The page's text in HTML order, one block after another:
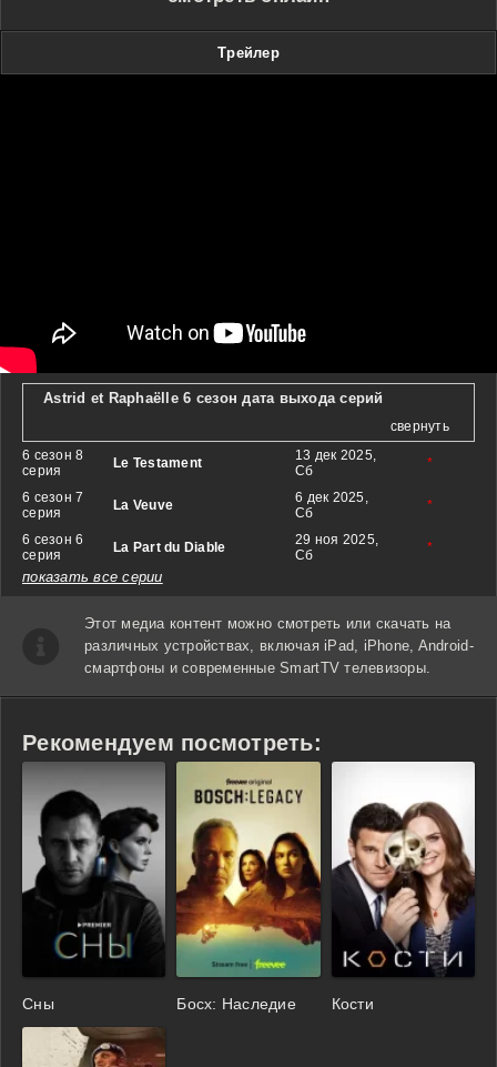
Трейлер
Astrid et Raphaëlle 6 сезон дата выхода серий
свернуть
6 сезон 8
серия
Le Testament
13 дек 2025,
Сб
*
6 сезон 7
серия
La Veuve
6 дек 2025,
Сб
*
6 сезон 6
серия
La Part du Diable
29 ноя 2025,
Сб
*
показать все серии
Этот медиа контент можно смотреть или скачать на
различных устройствах, включая iPad, iPhone, Android-
смартфоны и современные SmartTV телевизоры.
Рекомендуем посмотреть:
Сны Босх: Наследие Кости